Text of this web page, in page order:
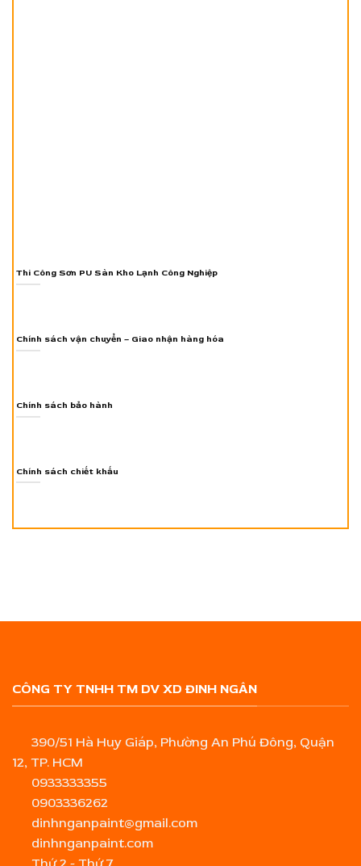
Thi Công Sơn PU Sàn Kho Lạnh Công Nghiệp
Chính sách vận chuyển – Giao nhận hàng hóa
Chính sách bảo hành
Chính sách chiết khấu
CÔNG TY TNHH TM DV XD ĐINH NGÂN
390/51 Hà Huy Giáp, Phường An Phú Đông, Quận
12, TP. HCM
0933333355
0903336262
dinhnganpaint@gmail.com
dinhnganpaint.com